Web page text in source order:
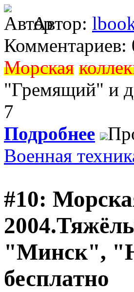
Автор:
Комментариев:
Морская
"Гремящий" и
7
Подробнее
Военная
#10:
"Минск",
бесплатно